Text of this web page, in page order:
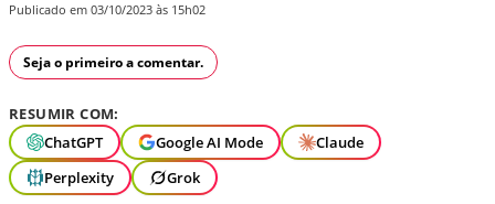
Publicado em 03/10/2023 às 15h02
Seja o primeiro a comentar.
RESUMIR COM:
ChatGPT
Google AI Mode
Claude
Perplexity
Grok